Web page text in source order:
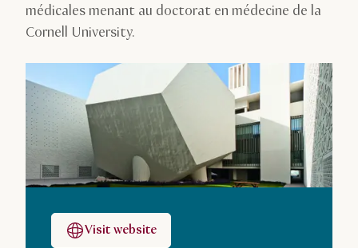
médicales menant au doctorat en médecine de la
Cornell University.
Visit website